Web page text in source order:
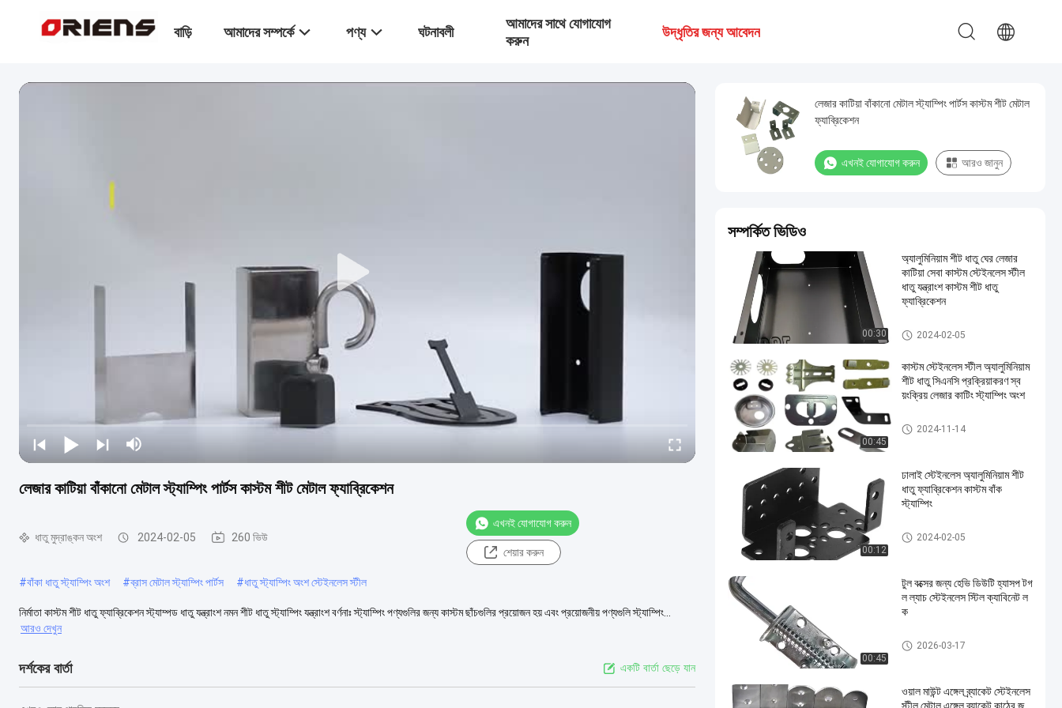
বাড়ি আমাদের সম্পর্কে পণ্য ঘটনাবলী
আমাদের সাথে যোগাযোগ
করুন
উদ্ধৃতির জন্য আবেদন
লেজার কাটিয়া বাঁকানো মেটাল স্ট্যাম্পিং পার্টস কাস্টম শীট মেটাল ফ্যাব্রিকেশন
ধাতু মুদ্রাঙ্কন অংশ 2024-02-05 260 ভিউ
এখনই যোগাযোগ করুন
শেয়ার করুন
#বাঁকা ধাতু স্ট্যাম্পিং অংশ #ব্রাস মেটাল স্ট্যাম্পিং পার্টস #ধাতু স্ট্যাম্পিং অংশ স্টেইনলেস স্টীল
নির্মাতা কাস্টম শীট ধাতু ফ্যাব্রিকেশন স্ট্যাম্পড ধাতু যন্ত্রাংশ নমন শীট ধাতু স্ট্যাম্পিং যন্ত্রাংশ বর্ণনাঃ স্ট্যাম্পিং পণ্যগুলির জন্য কাস্টম ছাঁচগুলির প্রয়োজন হয় এবং প্রয়োজনীয় পণ্যগুলি স্ট্যাম্পিং...
আরও দেখুন
দর্শকের বার্তা একটি বার্তা ছেড়ে যান
লেজার কাটিয়া বাঁকানো মেটাল স্ট্যাম্পিং পার্টস কাস্টম শীট মেটাল
ফ্যাব্রিকেশন
এখনই যোগাযোগ করুন আরও জানুন
সম্পর্কিত ভিডিও
00:30
অ্যালুমিনিয়াম শীট ধাতু ঘের লেজার
কাটিয়া সেবা কাস্টম স্টেইনলেস স্টীল
ধাতু যন্ত্রাংশ কাস্টম শীট ধাতু
ফ্যাব্রিকেশন
ধাতু মুদ্রাঙ্কন অংশ
2024-02-05
00:45
কাস্টম স্টেইনলেস স্টীল অ্যালুমিনিয়াম
শীট ধাতু সিএনসি প্রক্রিয়াকরণ স্ব
য়ংক্রিয় লেজার কাটিং স্ট্যাম্পিং অংশ
ধাতু মুদ্রাঙ্কন অংশ
2024-11-14
00:12
ঢালাই স্টেইনলেস অ্যালুমিনিয়াম শীট
ধাতু ফ্যাব্রিকেশন কাস্টম বাঁক
স্ট্যাম্পিং
ধাতু মুদ্রাঙ্কন অংশ
2024-02-05
00:45
টুল বক্সের জন্য হেভি ডিউটি হ্যাসপ টগ
ল ল্যাচ স্টেইনলেস স্টিল ক্যাবিনেট ল
ক
ধাতু মুদ্রাঙ্কন অংশ
2026-03-17
ওয়াল মাউন্ট এঙ্গেল ব্র্যাকেট স্টেইনলেস